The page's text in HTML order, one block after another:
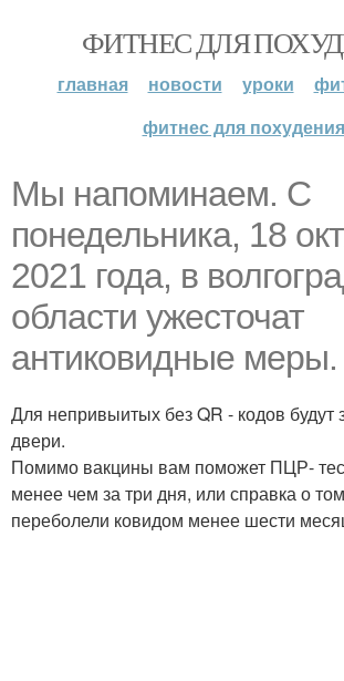
ФИТНЕС ДЛЯ
главная новости уроки
фитнес для похудения
Мы напоминаем. С
понедельника, 18
2021 года, в
области ужесточат
антиковидные меры.
Для непривыитых без QR - кодов будут
двери.
Помимо вакцины вам поможет ПЦР-
менее чем за три дня, или справка о
переболели ковидом менее шести